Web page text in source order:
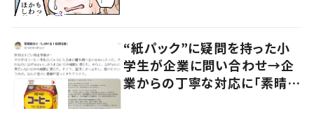
“紙パック”に疑問を持った小
学生が企業に問い合わせ→企
業からの丁寧な対応に「素晴ら